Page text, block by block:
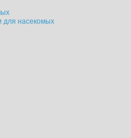
для насекомых